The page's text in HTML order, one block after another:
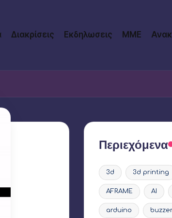
Διακρίσεις Εκδηλωσεις ΜΜΕ
Περιεχόμενα
3d 3d printing
AFRAME AI
arduino